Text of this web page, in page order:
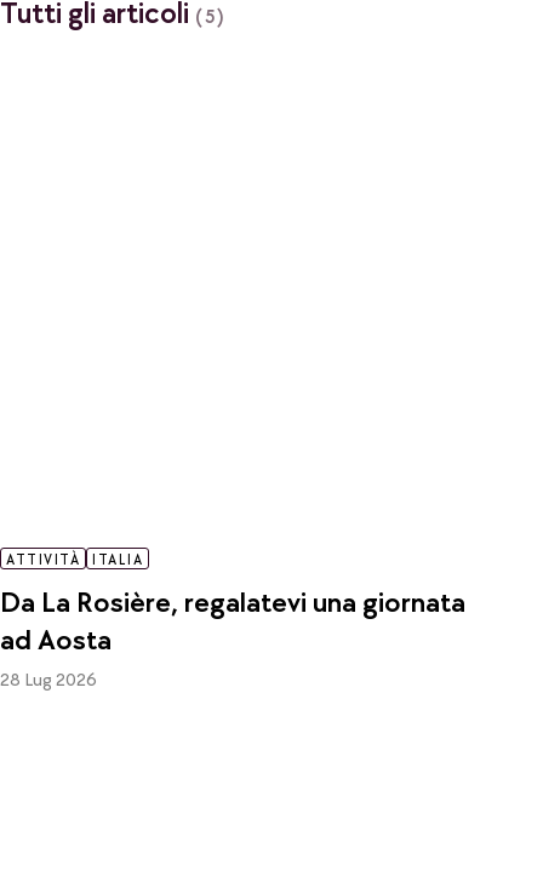
Tutti gli articoli (5)
ATTIVITÀ ITALIA
Da La Rosière, regalatevi una giornata
ad Aosta
28 Lug 2026